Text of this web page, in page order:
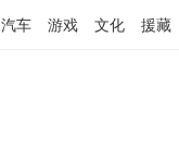
汽车 游戏 文化 援藏